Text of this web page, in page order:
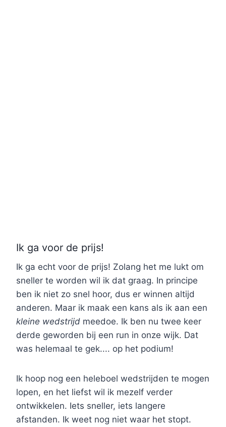
Ik ga voor de prijs!
Ik ga echt voor de prijs! Zolang het me lukt om
sneller te worden wil ik dat graag. In principe
ben ik niet zo snel hoor, dus er winnen altijd
anderen. Maar ik maak een kans als ik aan een
kleine wedstrijd meedoe. Ik ben nu twee keer
derde geworden bij een run in onze wijk. Dat
was helemaal te gek.... op het podium!
Ik hoop nog een heleboel wedstrijden te mogen
lopen, en het liefst wil ik mezelf verder
ontwikkelen. Iets sneller, iets langere
afstanden. Ik weet nog niet waar het stopt.